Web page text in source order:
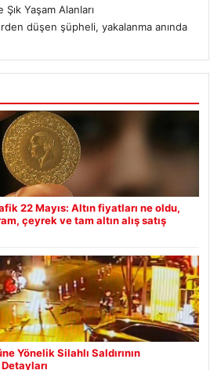
Yaşam Alanları
düşen şüpheli, yakalanma anında
22 Mayıs: Altın fiyatları ne oldu,
çeyrek ve tam altın alış satış
Yönelik Silahlı Saldırının